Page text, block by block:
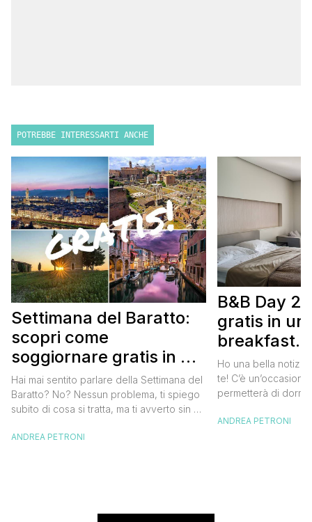
POTREBBE INTERESSARTI ANCHE
Settimana del Baratto:
scopri come
soggiornare gratis in un
bed and breakfast
Hai mai sentito parlare della Settimana del
Baratto? No? Nessun problema, ti spiego
subito di cosa si tratta, ma ti avverto sin da
tantissimo perché ti permetterà di
ANDREA PETRONI
B&B Day
gratis in un
breakfast.
gratis
Ho una bella
te! C’è
permetterà di
meravigliosi del
ANDREA PETRONI